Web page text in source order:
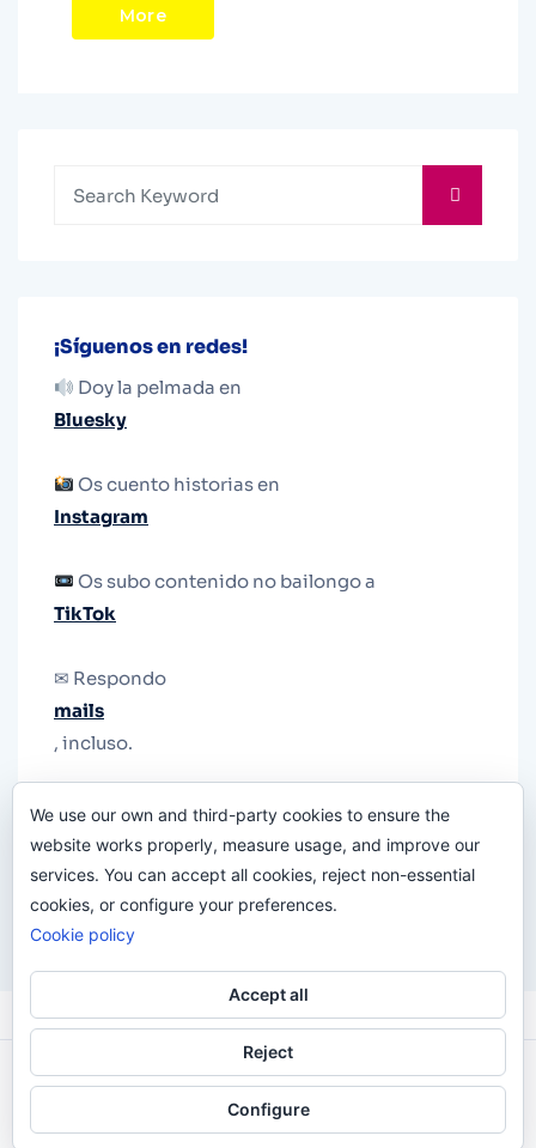
More
¡Síguenos en redes!
Doy la pelmada en
Bluesky
Os cuento historias en
Instagram
Os subo contenido no bailongo a
TikTok
✉ Respondo
mails
, incluso.
le quiten el teléfono.
Odi O'Malley © 2016-2025. Todos Los Derechos
Reservados.
We use our own and third-party cookies to ensure the
website works properly, measure usage, and improve our
services. You can accept all cookies, reject non-essential
cookies, or configure your preferences.
Cookie policy
Accept all
Reject
Configure